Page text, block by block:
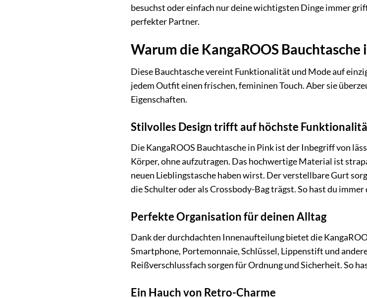
besuchst oder einfach nur deine wichtigsten Dinge immer
perfekter Partner.
Warum die KangaROOS
Diese Bauchtasche vereint Funktionalität und Mode auf
jedem Outfit einen frischen, femininen Touch. Aber sie
Eigenschaften.
Stilvolles Design trifft auf höchste
Die KangaROOS Bauchtasche in Pink ist der Inbegriff von
Körper, ohne aufzutragen. Das hochwertige Material ist
neuen Lieblingstasche haben wirst. Der verstellbare Gurt
die Schulter oder als Crossbody-Bag trägst. So hast du
Perfekte Organisation für deinen Alltag
Dank der durchdachten Innenaufteilung bietet die
Smartphone, Portemonnaie, Schlüssel, Lippenstift und
Reißverschlussfach sorgen für Ordnung und Sicherheit. So
Ein Hauch von Retro-Charme